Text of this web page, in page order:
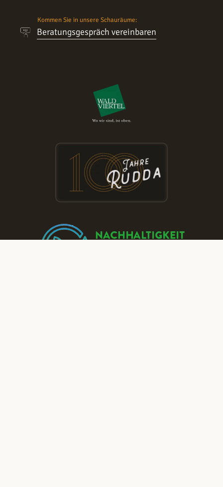
Kommen Sie in unsere Schauräume:
Beratungsgespräch vereinbaren
Besuchen Sie die RUDDA Schauräume
und entdecken Sie Parkett & Türen zu
reduzierten Preisen!